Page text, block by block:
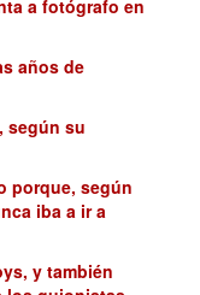
a fotógrafo en
años de
según su
porque, según
iba a ir a
y también